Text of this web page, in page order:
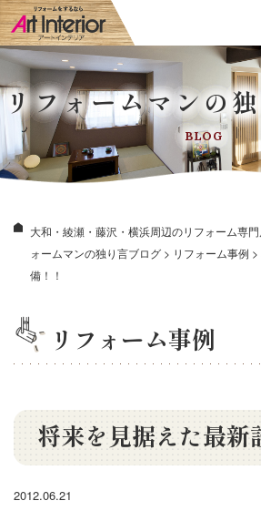
リフォームマンの
BLOG
大和・綾瀬・藤沢・横浜周辺のリフォーム専
ォームマンの独り言ブログ > リフォーム事例 >
備！！
リフォーム事例
将来を見据えた最新
2012.06.21